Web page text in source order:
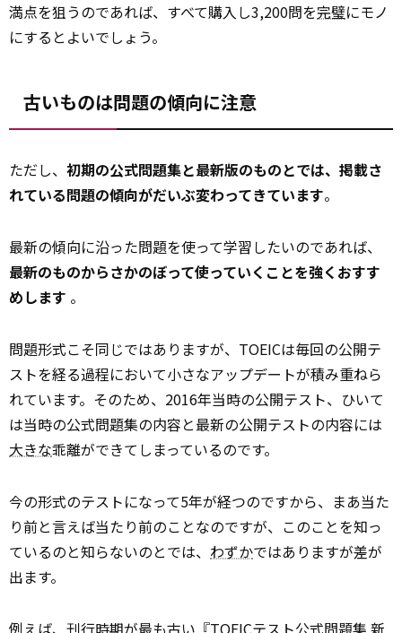
満点を狙うのであれば、すべて購入し3,200問を完璧にモノ
にするとよいでしょう。
古いものは問題の傾向に注意
ただし、 初期の公式問題集と最新版のものとでは、掲載さ
れている問題の傾向がだいぶ変わってきています。
最新の傾向に沿った問題を使って学習したいのであれば、
最新のものからさかのぼって使っていくことを強くおすす
めします 。
問題形式こそ同じではありますが、TOEICは毎回の公開テ
ストを経る過程において小さなアップデートが積み重ねら
れています。そのため、2016年当時の公開テスト、ひいて
は当時の公式問題集の内容と最新の公開テストの内容には
大きな乖離ができてしまっているのです。
今の形式のテストになって5年が経つのですから、まあ当た
り前と言えば当たり前のことなのですが、このことを知っ
ているのと知らないのとでは、 わずかではありますが差が
出ます。
例えば、刊行時期が最も古い『TOEICテスト公式問題集 新